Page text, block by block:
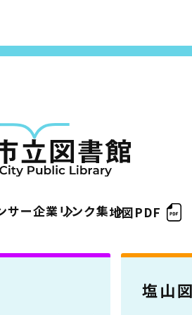
サー企業リンク集地図PDF
塩山